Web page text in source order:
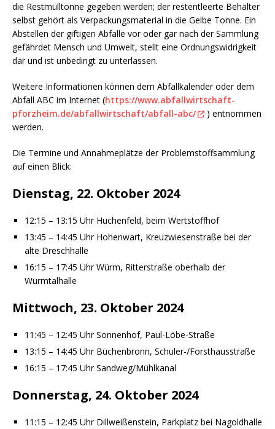
die Restmülltonne gegeben werden; der restentleerte Behälter
selbst gehört als Verpackungsmaterial in die Gelbe Tonne. Ein
Abstellen der giftigen Abfälle vor oder gar nach der Sammlung
gefährdet Mensch und Umwelt, stellt eine Ordnungswidrigkeit
dar und ist unbedingt zu unterlassen.
Weitere Informationen können dem Abfallkalender oder dem
Abfall ABC im Internet (https://www.abfallwirtschaft-
pforzheim.de/abfallwirtschaft/abfall-abc/
) entnommen
werden.
Die Termine und Annahmeplätze der Problemstoffsammlung
auf einen Blick:
Dienstag, 22. Oktober 2024
12:15 – 13:15 Uhr Huchenfeld, beim Wertstoffhof
13:45 – 14:45 Uhr Hohenwart, Kreuzwiesenstraße bei der
alte Dreschhalle
16:15 – 17:45 Uhr Würm, Ritterstraße oberhalb der
Würmtalhalle
Mittwoch, 23. Oktober 2024
11:45 – 12:45 Uhr Sonnenhof, Paul-Löbe-Straße
13:15 – 14:45 Uhr Büchenbronn, Schuler-/Forsthausstraße
16:15 – 17:45 Uhr Sandweg/Mühlkanal
Donnerstag, 24. Oktober 2024
11:15 – 12:45 Uhr Dillweißenstein, Parkplatz bei Nagoldhalle